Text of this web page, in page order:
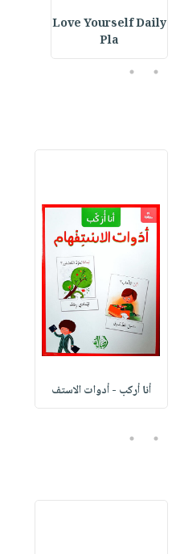
Love Yourself Daily
Pla
4
5
أنا أركب - أدوات الاستف
4
5